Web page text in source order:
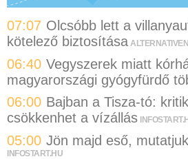
07:07 Olcsóbb lett a
kötelező biztosítása
06:40 Vegyszerek miatt
magyarországi gyógyfürdő
06:00 Bajban a Tisza-tó:
csökkenhet a vízállás
05:00 Jön majd eső,
INFOSTART.HU